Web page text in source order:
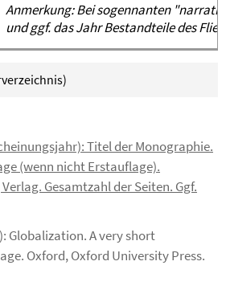
Anmerkung: Bei sogennanten
und ggf. das Jahr Bestandteile des
Titel der Monographie.
(wenn nicht Erstauflage).
Gesamtzahl der Seiten. Ggf.
Globalization. A very short
Oxford, Oxford University Press.